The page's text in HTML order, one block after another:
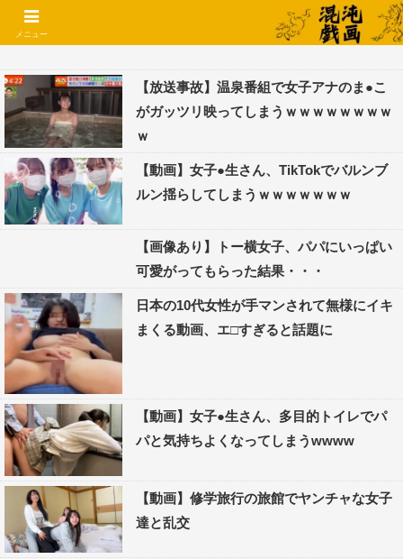
コメントでコテハン使えるようになりました🌱
【放送事故】温泉番組で女子アナのま●こ
がガッツリ映ってしまうｗｗｗｗｗｗｗｗ
ｗ
【動画】女子●生さん、TikTokでバルンブ
ルン揺らしてしまうｗｗｗｗｗｗｗ
【画像あり】トー横女子、パパにいっぱい
可愛がってもらった結果・・・
日本の10代女性が手マンされて無様にイキ
まくる動画、エ□すぎると話題に
【動画】女子●生さん、多目的トイレでパ
パと気持ちよくなってしまうwwww
【動画】修学旅行の旅館でヤンチャな女子
達と乱交
メニュー